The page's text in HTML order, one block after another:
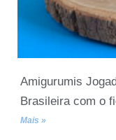
Amigurumis
Brasileira com o
Mais »